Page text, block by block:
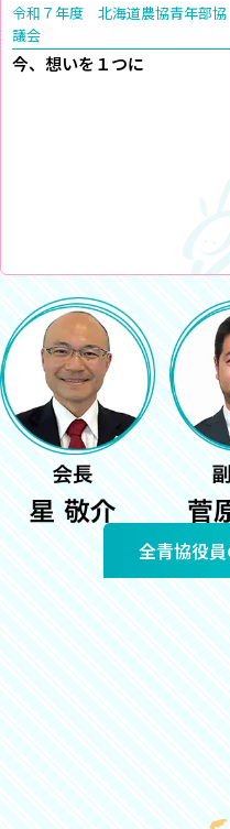
令和７年度 北海道農協青年部協
議会
今、想いを１つに
全青協役